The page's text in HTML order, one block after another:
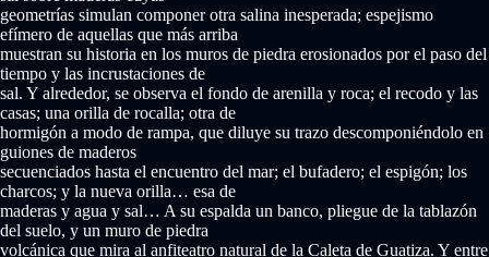
geometrías simulan componer otra salina inesperada; espejismo
efímero de aquellas que más arriba
muestran su historia en los muros de piedra erosionados por el paso del
tiempo y las incrustaciones de
sal. Y alrededor, se observa el fondo de arenilla y roca; el recodo y las
casas; una orilla de rocalla; otra de
hormigón a modo de rampa, que diluye su trazo descomponiéndolo en
guiones de maderos
secuenciados hasta el encuentro del mar; el bufadero; el espigón; los
charcos; y la nueva orilla… esa de
maderas y agua y sal… A su espalda un banco, pliegue de la tablazón
del suelo, y un muro de piedra
volcánica que mira al anfiteatro natural de la Caleta de Guatiza. Y entre